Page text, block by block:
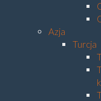
Azja
Turcja